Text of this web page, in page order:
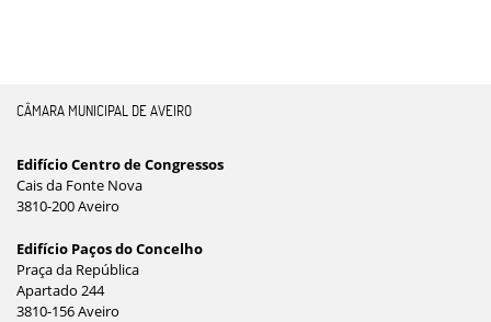
CÂMARA MUNICIPAL DE AVEIRO
Edifício Centro de Congressos
Cais da Fonte Nova
3810-200 Aveiro
Edifício Paços do Concelho
Praça da República
Apartado 244
3810-156 Aveiro